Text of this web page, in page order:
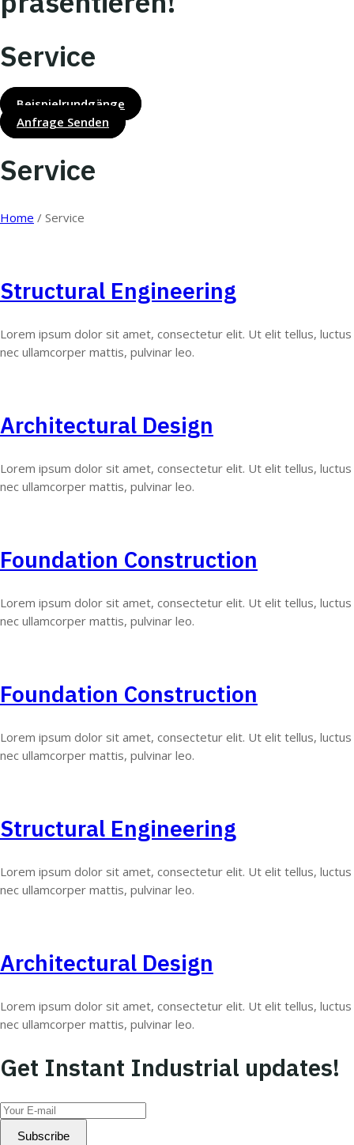
Service
Beispielrundgänge
Anfrage Senden
Service
Home / Service
Structural Engineering
Lorem ipsum dolor sit amet, consectetur elit. Ut elit tellus, luctus
nec ullamcorper mattis, pulvinar leo.
Architectural Design
Lorem ipsum dolor sit amet, consectetur elit. Ut elit tellus, luctus
nec ullamcorper mattis, pulvinar leo.
Foundation Construction
Lorem ipsum dolor sit amet, consectetur elit. Ut elit tellus, luctus
nec ullamcorper mattis, pulvinar leo.
Foundation Construction
Lorem ipsum dolor sit amet, consectetur elit. Ut elit tellus, luctus
nec ullamcorper mattis, pulvinar leo.
Structural Engineering
Lorem ipsum dolor sit amet, consectetur elit. Ut elit tellus, luctus
nec ullamcorper mattis, pulvinar leo.
Architectural Design
Lorem ipsum dolor sit amet, consectetur elit. Ut elit tellus, luctus
nec ullamcorper mattis, pulvinar leo.
Get Instant Industrial updates!
Subscribe